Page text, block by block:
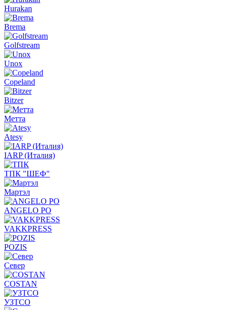
Hurakan
Brema
Golfstream
Unox
Copeland
Bitzer
Метта
Atesy
IARP (Италия)
ТПК "ШЕФ"
Мартэл
ANGELO PO
VAKKPRESS
POZIS
Север
COSTAN
УЗТСО